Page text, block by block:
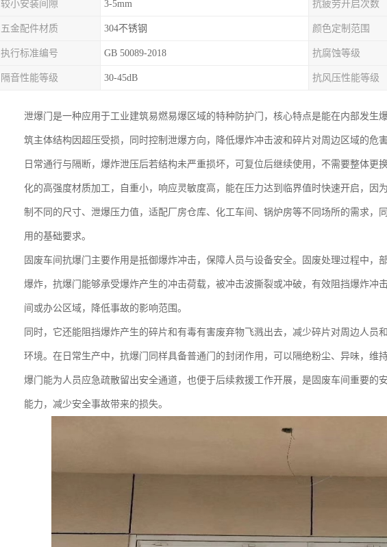
较小安装间隙 3-5mm 抗疲劳开启次数
五金配件材质 304不锈钢 颜色定制范围
执行标准编号 GB 50089-2018 抗腐蚀等级
隔音性能等级 30-45dB 抗风压性能等级
泄爆门是一种应用于工业建筑易燃易爆区域的特种防护门，核心特点是能在内部发生
筑主体结构因超压受损，同时控制泄爆方向，降低爆炸冲击波和碎片对周边区域的危
日常通行与隔断，爆炸泄压后若结构未严重损坏，可复位后继续使用，不需要整体更
化的高强度材质加工，自重小，响应灵敏度高，能在压力达到临界值时快速开启，因
制不同的尺寸、泄爆压力值，适配厂房仓库、化工车间、锅炉房等不同场所的需求，
用的基础要求。
固废车间抗爆门主要作用是抵御爆炸冲击，保障人员与设备安全。固废处理过程中，
爆炸，抗爆门能够承受爆炸产生的冲击荷载，被冲击波撕裂或冲破，有效阻挡爆炸冲
间或办公区域，降低事故的影响范围。
同时，它还能阻挡爆炸产生的碎片和有毒有害废弃物飞溅出去，减少碎片对周边人员
环境。在日常生产中，抗爆门同样具备普通门的封闭作用，可以隔绝粉尘、异味，维
爆门能为人员应急疏散留出安全通道，也便于后续救援工作开展，是固废车间重要的
能力，减少安全事故带来的损失。